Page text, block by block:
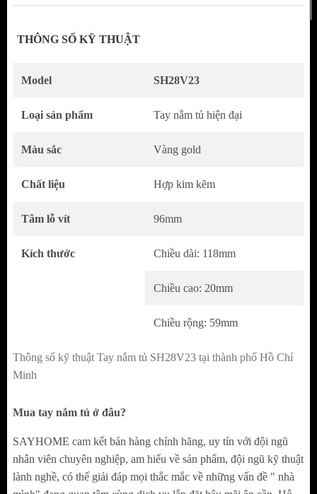
Tay Nắm Tủ Bán Nguyệt Màu Vàng Gold – Sự
Kết Hợp Giữa Hiện Đại Và Sang Trọng
Tay nắm tủ bán nguyệt màu vàng gold là lựa
cách nội thất tinh tế. Màu sắc vàng gold độc
đến cảm giác hiện đại và cao cấp cho không
Thiết Kế Tinh Tế, Đậm Dấu Ấn Riêng
cân bằng và mềm mại cho bề mặt tủ.
tay, giữ sản phẩm luôn sạch đẹp.
Thiết kế đơn giản nhưng tinh xảo, dễ dàng
kết hợp với nhiều loại nội thất khác nhau.
THÔNG SỐ KỸ THUẬT
Thông số kỹ thuật Tay nắm tủ SH28V23 tại thành phố Hồ Chí
Minh
Model SH28V23
Loại sản phẩm Tay nắm tủ hiện đại
Màu sắc Vàng gold
Chất liệu Hợp kim kẽm
Tâm lỗ vít 96mm
Kích thước Chiều dài: 118mm
Chiều cao: 20mm
Chiều rộng: 59mm
Mua tay nắm tủ ở đâu?
SAYHOME cam kết bán hàng chính hãng, uy tín với đội ngũ
nhân viên chuyên nghiệp, am hiểu về sản phẩm, đội ngũ kỹ thuật
lành nghề, có thể giải đáp mọi thắc mắc về những vấn đề " nhà